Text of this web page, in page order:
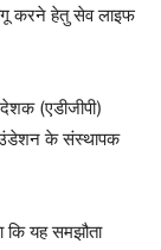
करने हेतु सेव लाइफ
(एडीजीपी)
के संस्थापक
कि यह समझौता